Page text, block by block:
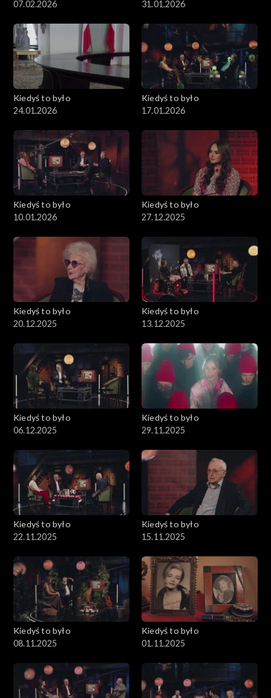
07.02.2026 31.01.2026
Kiedyś to było
24.01.2026
Kiedyś to było
17.01.2026
Kiedyś to było
10.01.2026
Kiedyś to było
27.12.2025
Kiedyś to było
20.12.2025
Kiedyś to było
13.12.2025
Kiedyś to było
06.12.2025
Kiedyś to było
29.11.2025
Kiedyś to było
22.11.2025
Kiedyś to było
15.11.2025
Kiedyś to było
08.11.2025
Kiedyś to było
01.11.2025